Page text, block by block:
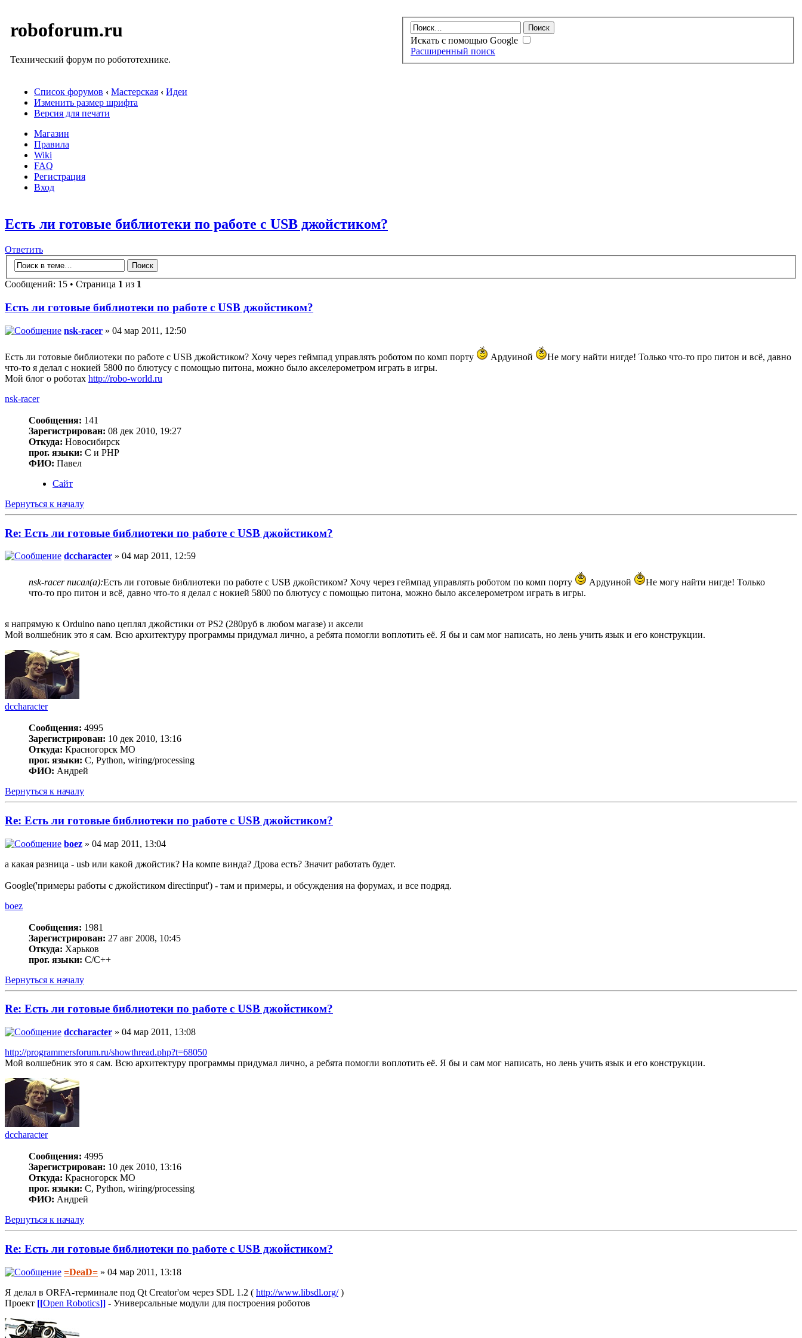
roboforum.ru
Технический форум по робототехнике.
Искать с помощью Google
Расширенный поиск
Список форумов ‹ Мастерская ‹ Идеи
Изменить размер шрифта
Версия для печати
Магазин
Правила
Wiki
FAQ
Регистрация
Вход
Есть ли готовые библиотеки по работе с USB джойстиком?
Ответить
Сообщений: 15 • Страница 1 из 1
Есть ли готовые библиотеки по работе с USB джойстиком?
nsk-racer » 04 мар 2011, 12:50
Есть ли готовые библиотеки по работе с USB джойстиком? Хочу через геймпад управлять роботом по комп порту Ардуиной
Не могу найти нигде! Только что-то про питон и всё, давно
что-то я делал с нокией 5800 по блютусу с помощью питона, можно было акселерометром играть в игры.
Мой блог о роботах http://robo-world.ru
nsk-racer
Сообщения: 141
Зарегистрирован: 08 дек 2010, 19:27
Откуда: Новосибирск
прог. языки: C и PHP
ФИО: Павел
Сайт
Вернуться к началу
Re: Есть ли готовые библиотеки по работе с USB джойстиком?
dccharacter » 04 мар 2011, 12:59
nsk-racer писал(а):Есть ли готовые библиотеки по работе с USB джойстиком? Хочу через геймпад управлять роботом по комп порту Ардуиной
Не могу найти нигде! Только
что-то про питон и всё, давно что-то я делал с нокией 5800 по блютусу с помощью питона, можно было акселерометром играть в игры.
я напрямую к Orduino nano цеплял джойстики от PS2 (280руб в любом магазе) и аксели
Мой волшебник это я сам. Всю архитектуру программы придумал лично, а ребята помогли воплотить её. Я бы и сам мог написать, но лень учить язык и его конструкции.
dccharacter
Сообщения: 4995
Зарегистрирован: 10 дек 2010, 13:16
Откуда: Красногорск МО
прог. языки: C, Python, wiring/processing
ФИО: Андрей
Вернуться к началу
Re: Есть ли готовые библиотеки по работе с USB джойстиком?
boez » 04 мар 2011, 13:04
а какая разница - usb или какой джойстик? На компе винда? Дрова есть? Значит работать будет.
Google('примеры работы с джойстиком directinput') - там и примеры, и обсуждения на форумах, и все подряд.
boez
Сообщения: 1981
Зарегистрирован: 27 авг 2008, 10:45
Откуда: Харьков
прог. языки: С/С++
Вернуться к началу
Re: Есть ли готовые библиотеки по работе с USB джойстиком?
dccharacter » 04 мар 2011, 13:08
http://programmersforum.ru/showthread.php?t=68050
Мой волшебник это я сам. Всю архитектуру программы придумал лично, а ребята помогли воплотить её. Я бы и сам мог написать, но лень учить язык и его конструкции.
dccharacter
Сообщения: 4995
Зарегистрирован: 10 дек 2010, 13:16
Откуда: Красногорск МО
прог. языки: C, Python, wiring/processing
ФИО: Андрей
Вернуться к началу
Re: Есть ли готовые библиотеки по работе с USB джойстиком?
=DeaD= » 04 мар 2011, 13:18
Я делал в ORFA-терминале под Qt Creator'ом через SDL 1.2 ( http://www.libsdl.org/)
Проект [[Open Robotics]] - Универсальные модули для построения роботов